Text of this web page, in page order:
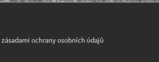
zásadami ochrany osobních údajů